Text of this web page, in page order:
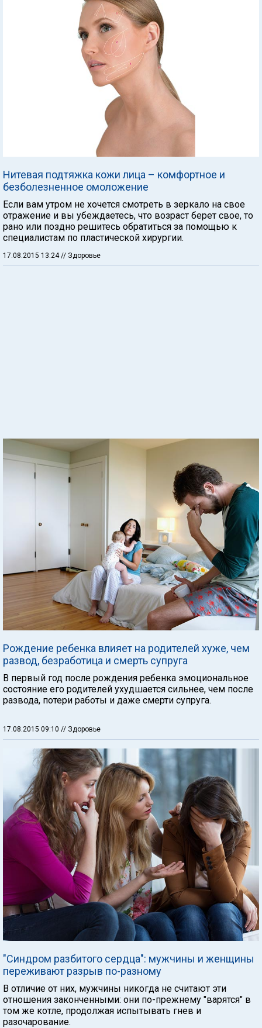
Нитевая подтяжка кожи лица – комфортное и
безболезненное омоложение
Если вам утром не хочется смотреть в зеркало на свое
отражение и вы убеждаетесь, что возраст берет свое, то
рано или поздно решитесь обратиться за помощью к
специалистам по пластической хирургии.
17.08.2015 13:24 // Здоровье
Рождение ребенка влияет на родителей хуже, чем
развод, безработица и смерть супруга
В первый год после рождения ребенка эмоциональное
состояние его родителей ухудшается сильнее, чем после
развода, потери работы и даже смерти супруга.
17.08.2015 09:10 // Здоровье
"Синдром разбитого сердца": мужчины и женщины
переживают разрыв по-разному
В отличие от них, мужчины никогда не считают эти
отношения законченными: они по-прежнему "варятся" в
том же котле, продолжая испытывать гнев и
разочарование.